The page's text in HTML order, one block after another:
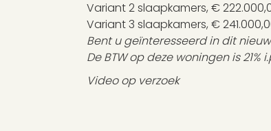
Variant 2 slaapkamers, €
Variant 3 slaapkamers, €
Bent u geïnteresseerd in dit
De BTW op deze woningen is
Video op verzoek